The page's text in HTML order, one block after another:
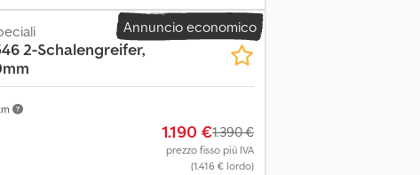
laterale Trazione 4x4 La
telecamere Illuminazione per lavori notturni
eccellenti.
Annuncio economico
2-Schalengreifer,
1.190 €1.390 €
prezzo fisso più IVA
(1.416 € lordo)